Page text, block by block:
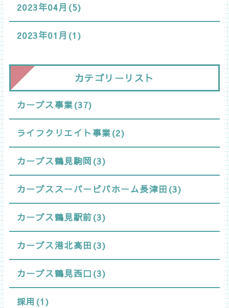
2023年04月(5)
2023年01月(1)
カテゴリーリスト
カーブス事業(37)
ライフクリエイト事業(2)
カーブス鶴見駒岡(3)
カーブススーパービバホーム長津田(3)
カーブス鶴見駅前(3)
カーブス港北高田(3)
カーブス鶴見西口(3)
採用(1)